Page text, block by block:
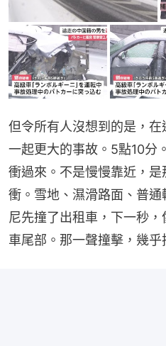
但令所有人沒想到的是，
一起更大的事故。5點10分
衝過來。不是慢慢靠近，
衝。雪地、濕滑路面、普
尼先撞了出租車，下一秒
車尾部。那一聲撞擊，幾乎